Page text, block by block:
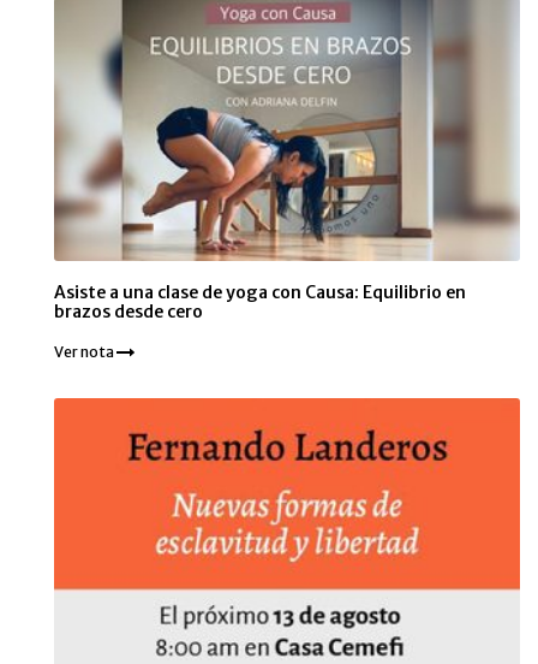
Asiste a una clase de yoga con Causa: Equilibrio en
brazos desde cero
Ver nota